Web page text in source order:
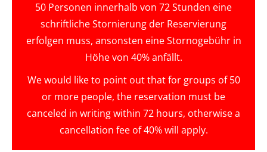
50 Personen innerhalb von 72 Stunden eine
schriftliche Stornierung der Reservierung
erfolgen muss, ansonsten eine Stornogebühr in
Höhe von 40% anfällt.
We would like to point out that for groups of 50
or more people, the reservation must be
canceled in writing within 72 hours, otherwise a
cancellation fee of 40% will apply.